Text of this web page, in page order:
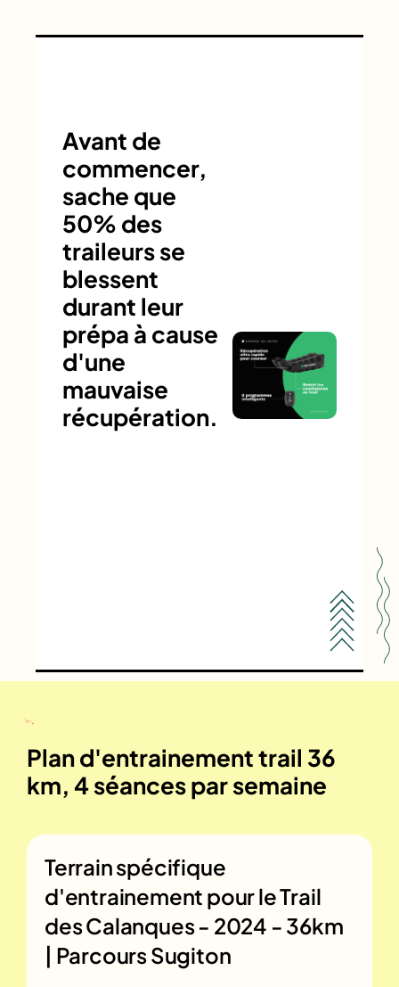
Avant de
commencer,
sache que
50% des
traileurs se
blessent
durant leur
prépa à cause
d'une
mauvaise
récupération.
Plan d'entrainement trail 36
km, 4 séances par semaine
Terrain spécifique
d'entrainement pour leTrail
des Calanques - 2024 - 36km
| Parcours Sugiton